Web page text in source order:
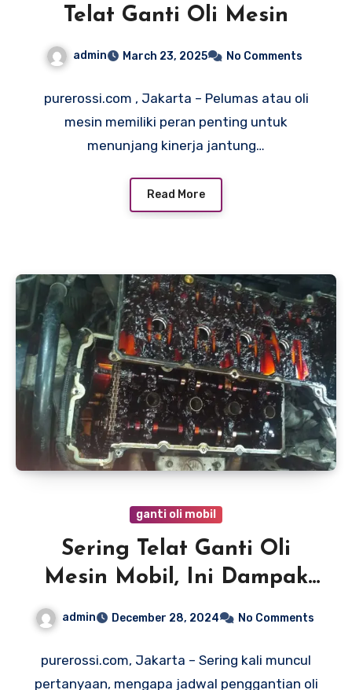
Telat Ganti Oli Mesin
admin March 23, 2025 No Comments
purerossi.com , Jakarta – Pelumas atau oli
mesin memiliki peran penting untuk
menunjang kinerja jantung…
Read More
ganti oli mobil
Sering Telat Ganti Oli
Mesin Mobil, Ini Dampak
admin December 28, 2024 No Comments
purerossi.com, Jakarta – Sering kali muncul
pertanyaan, mengapa jadwal penggantian oli